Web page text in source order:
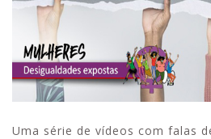
Uma série de vídeos com falas